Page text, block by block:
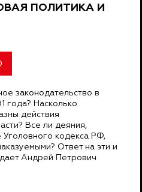
ПОЛИТИКА И
законодательство в
года? Насколько
действия
Все ли деяния,
Уголовного кодекса РФ,
Ответ на эти и
Андрей Петрович